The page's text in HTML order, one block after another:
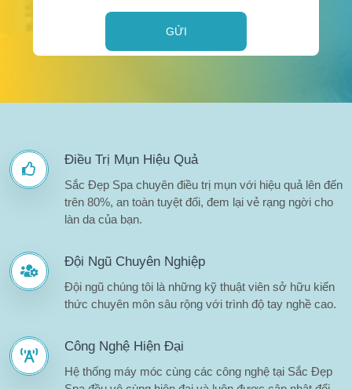
GỬI
Điều Trị Mụn Hiệu Quả
Sắc Đẹp Spa chuyên điều trị mụn với hiệu quả lên đến
trên 80%, an toàn tuyệt đối, đem lại vẻ rạng ngời cho
làn da của bạn.
Đội Ngũ Chuyên Nghiệp
Đội ngũ chúng tôi là những kỹ thuật viên sở hữu kiến
thức chuyên môn sâu rộng với trình độ tay nghề cao.
Công Nghệ Hiện Đại
Hệ thống máy móc cùng các công nghệ tại Sắc Đẹp